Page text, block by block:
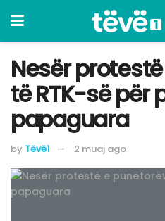
Nesër
të RTK-së për
papaguara
by Tëvë1 2 muaj ago